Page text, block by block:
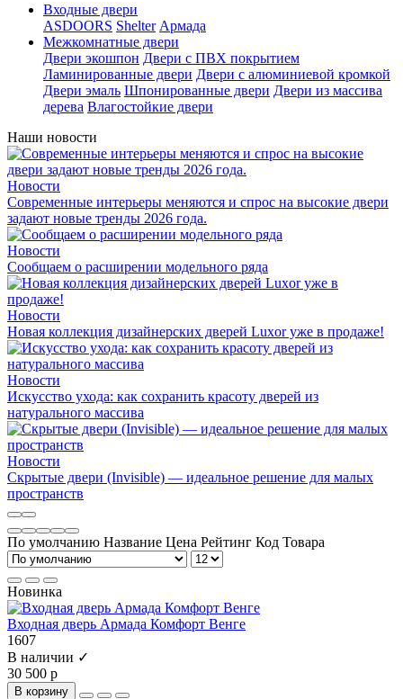
Входные двери
ASDOORS Shelter Армада
Межкомнатные двери
Двери экошпон Двери с ПВХ покрытием
Ламинированные двери Двери с алюминиевой кромкой
Двери эмаль Шпонированные двери Двери из массива
дерева Влагостойкие двери
Наши новости
Новости
Современные интерьеры меняются и спрос на высокие двери
задают новые тренды 2026 года.
Новости
Сообщаем о расширении модельного ряда
Новости
Новая коллекция дизайнерских дверей Luxor уже в продаже!
Новости
Искусство ухода: как сохранить красоту дверей из
натурального массива
Новости
Скрытые двери (Invisible) — идеальное решение для малых
пространств
По умолчанию Название Цена Рейтинг Код Товара
Новинка
Входная дверь Армада Комфорт Венге
1607
В наличии ✓
30 500 р
В корзину